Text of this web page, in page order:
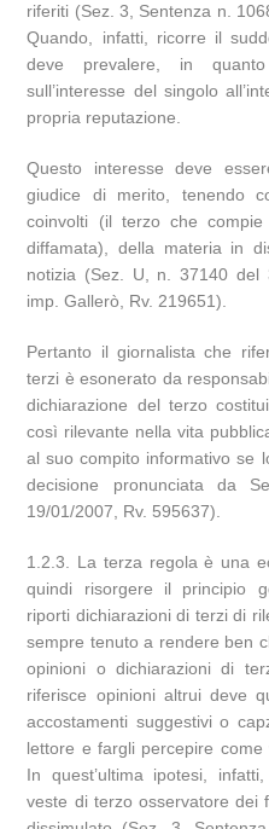
riferiti (Sez. 3, Sentenza n.
Quando, infatti, ricorre il
deve prevalere, in
sull’interesse del singolo
propria reputazione.
Questo interesse deve
giudice di merito, tenendo
coinvolti (il terzo che
diffamata), della materia in
notizia (Sez. U, n. 37140 del
imp. Gallerò, Rv. 219651).
Pertanto il giornalista che
terzi è esonerato da
dichiarazione del terzo
così rilevante nella vita
al suo compito informativo se
decisione pronunciata da
19/01/2007, Rv. 595637).
1.2.3. La terza regola è una
quindi risorgere il principio
riporti dichiarazioni di terzi di
sempre tenuto a rendere ben
opinioni o dichiarazioni di
riferisce opinioni altrui deve
accostamenti suggestivi o
lettore e fargli percepire
In quest’ultima ipotesi,
veste di terzo osservatore dei